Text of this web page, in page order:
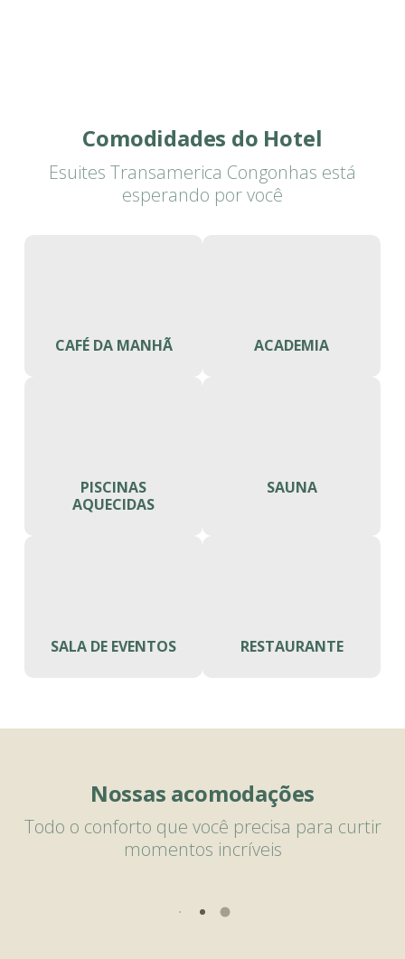
Comodidades do Hotel
Esuites Transamerica Congonhas está
esperando por você
CAFÉ DA MANHÃ ACADEMIA
PISCINAS
AQUECIDAS
SAUNA
SALA DE EVENTOS RESTAURANTE
Nossas acomodações
Todo o conforto que você precisa para curtir
momentos incríveis